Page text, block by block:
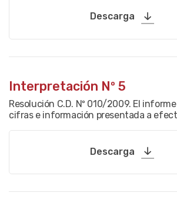
Descarga
Interpretación Nº 5
Resolución C.D. Nº 010/2009. El
cifras e información presentada a
Descarga